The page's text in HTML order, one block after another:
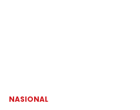
NASIONAL